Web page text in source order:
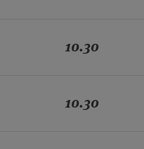
10.30
10.30